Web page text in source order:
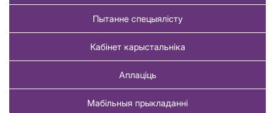
Пытанне спецыялісту
Кабінет карыстальніка
Аплаціць
Мабільныя прыкладанні